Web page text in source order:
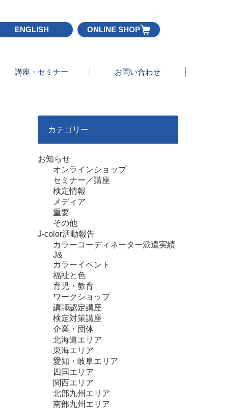
ENGLISH ONLINE SHOP
講座・セミナー お問い合わせ
カテゴリー
お知らせ
オンラインショップ
セミナー／講座
検定情報
メディア
重要
その他
J-color活動報告
カラーコーディネーター派遣実績
J&
カラーイベント
福祉と色
育児・教育
ワークショップ
講師認定講座
検定対策講座
企業・団体
北海道エリア
東海エリア
愛知・岐阜エリア
四国エリア
関西エリア
北部九州エリア
南部九州エリア